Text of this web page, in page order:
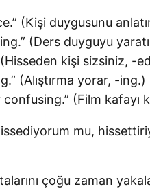
(Kişi duygusunu
(Ders duyguyu
kişi sizsiniz, -
(Alıştırma yorar, -ing.)
(Film kafayı
mu,
çoğu zaman